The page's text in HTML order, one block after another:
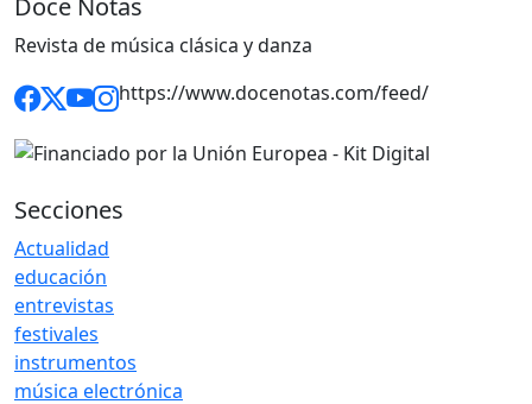
Doce Notas
Revista de música clásica y danza
https://www.docenotas.com/feed/
Secciones
Actualidad
educación
entrevistas
festivales
instrumentos
música electrónica